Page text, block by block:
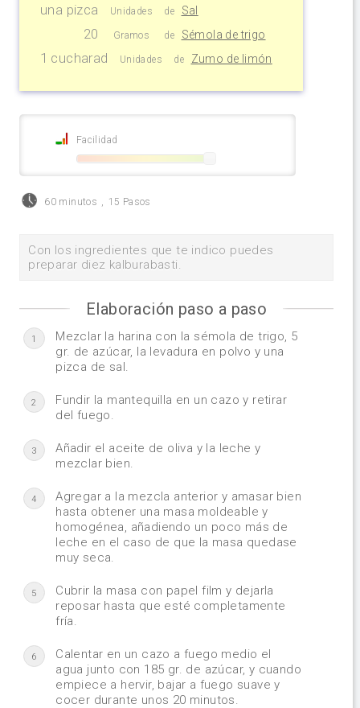
una pizca Unidades de Sal
20 Gramos de Sémola de trigo
1 cucharad Unidades de Zumo de limón
Facilidad
60 minutos , 15 Pasos
Con los ingredientes que te indico puedes
preparar diez kalburabasti.
Elaboración paso a paso
1
Mezclar la harina con la sémola de trigo, 5
gr. de azúcar, la levadura en polvo y una
pizca de sal.
2
Fundir la mantequilla en un cazo y retirar
del fuego.
3
Añadir el aceite de oliva y la leche y
mezclar bien.
4
Agregar a la mezcla anterior y amasar bien
hasta obtener una masa moldeable y
homogénea, añadiendo un poco más de
leche en el caso de que la masa quedase
muy seca.
5
Cubrir la masa con papel film y dejarla
reposar hasta que esté completamente
fría.
6
Calentar en un cazo a fuego medio el
agua junto con 185 gr. de azúcar, y cuando
empiece a hervir, bajar a fuego suave y
cocer durante unos 20 minutos.